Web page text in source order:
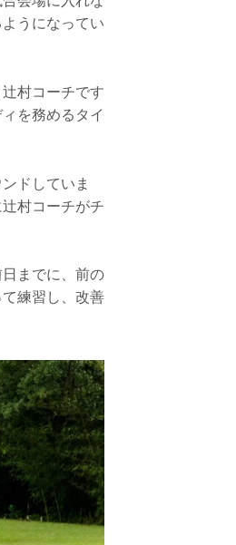
うになってい
村コーチです
を務めるタイ
ドしていま
村コーチがチ
までに、前の
練習し、改善